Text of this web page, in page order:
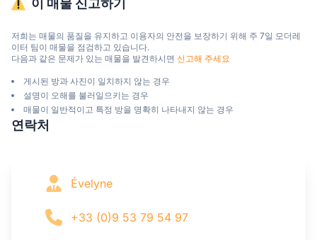
저희는 매물의 품질을 유지하고 이용자의 안전을 보장하기 위해 주 7일 모더레
이터 팀이 매물을 점검하고 있습니다.
다음과 같은 문제가 있는 매물을 발견하시면 신고해 주세요
게시된 방과 사진이 일치하지 않는 경우
설명이 오해를 불러일으키는 경우
매물이 일반적이고 특정 방을 명확히 나타내지 않는 경우
연락처
Évelyne
+33 (0)9 53 79 54 97